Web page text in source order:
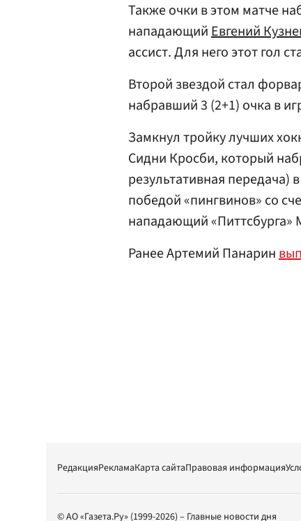
Также очки в этом матче
нападающийЕвгений
ассист. Для него этот гол
Второй звездой стал
набравший 3 (2+1) очка в
Замкнул тройку лучших
Сидни Кросби, который
результативная передача)
победой «пингвинов» со
нападающий «Питтсбурга»
Ранее Артемий Панарин
РедакцияРекламаКарта сайтаПравовая информация
© АО «Газета.Ру» (1999-2026) – Главные новости дня